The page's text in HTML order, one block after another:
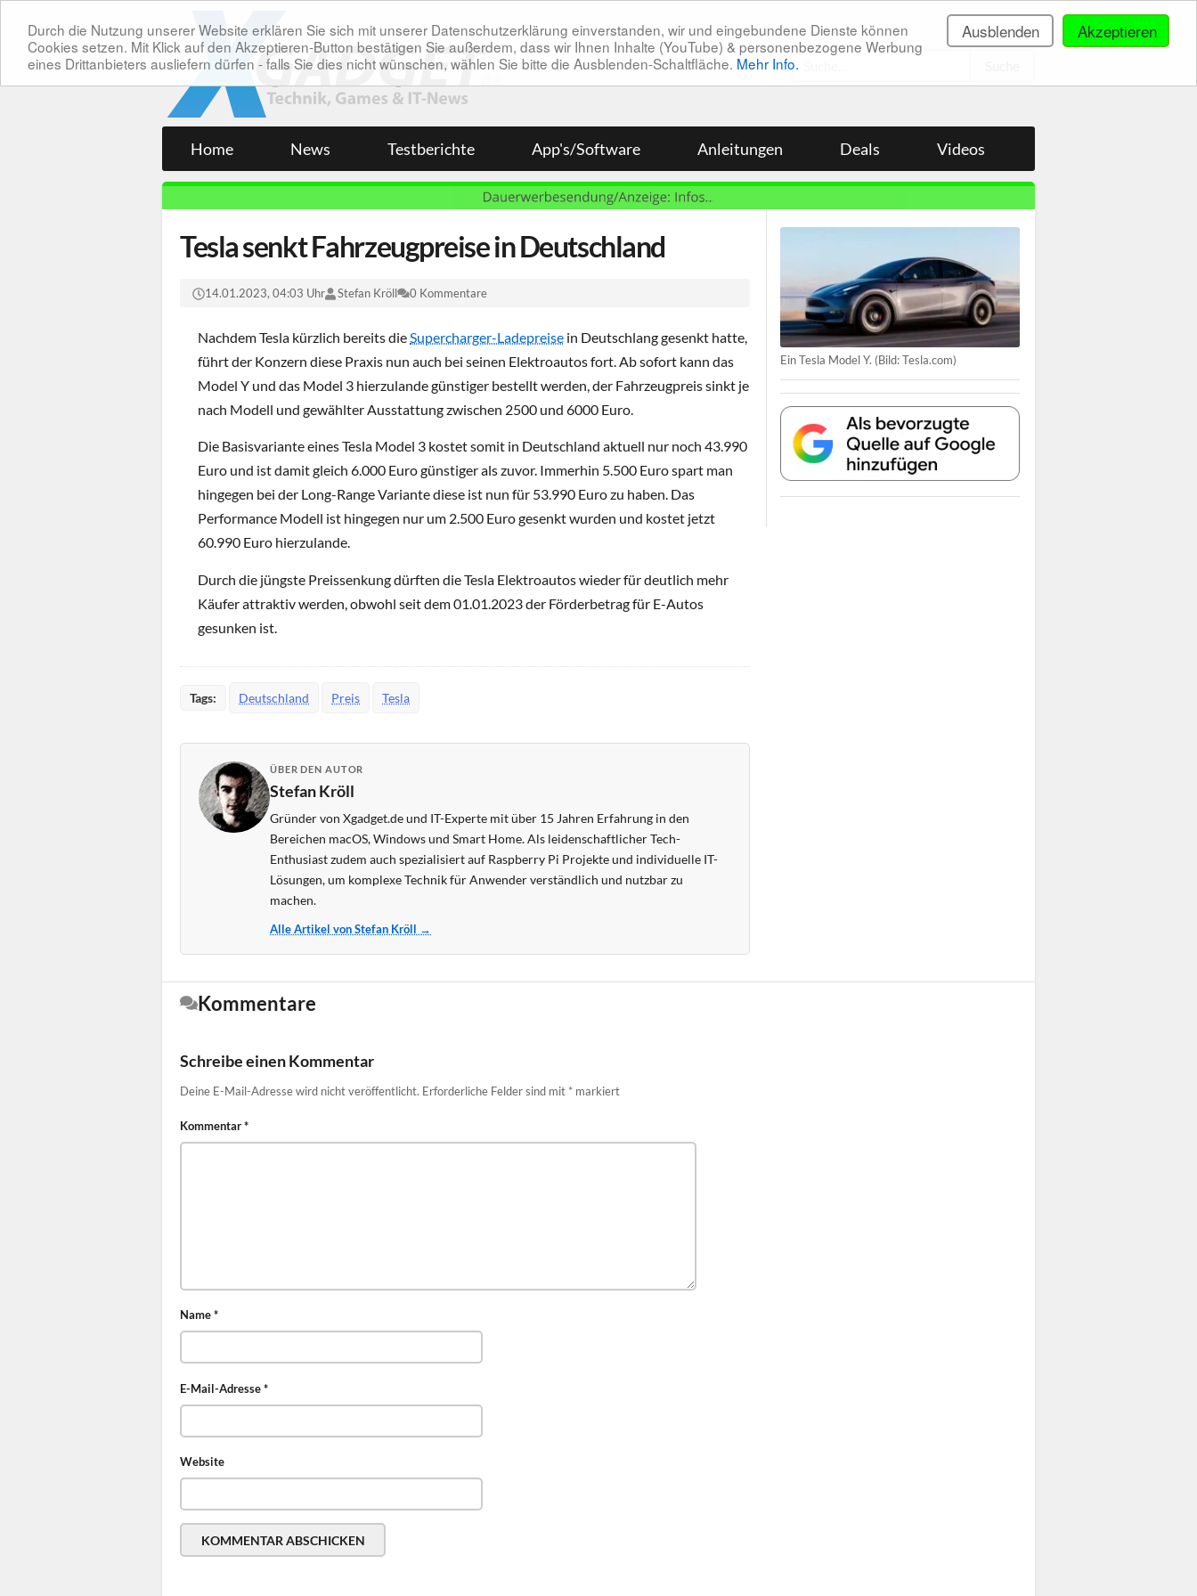
Akzeptieren
Ausblenden
Durch die Nutzung unserer Website erklären Sie sich mit unserer Datenschutzerklärung einverstanden, wir und eingebundene Dienste können
Cookies setzen. Mit Klick auf den Akzeptieren-Button bestätigen Sie außerdem, dass wir Ihnen Inhalte (YouTube) & personenbezogene Werbung
eines Drittanbieters ausliefern dürfen - falls Sie dies nicht wünschen, wählen Sie bitte die Ausblenden-Schaltfläche. Mehr Info.
Home News Testberichte App's/Software Anleitungen Deals Videos
Tesla senkt Fahrzeugpreise in Deutschland
14.01.2023, 04:03 Uhr Stefan Kröll 0 Kommentare
Nachdem Tesla kürzlich bereits dieSupercharger-Ladepreise in Deutschlang gesenkt hatte,
führt der Konzern diese Praxis nun auch bei seinen Elektroautos fort. Ab sofort kann das
Model Y und das Model 3 hierzulande günstiger bestellt werden, der Fahrzeugpreis sinkt je
nach Modell und gewählter Ausstattung zwischen 2500 und 6000 Euro.
Die Basisvariante eines Tesla Model 3 kostet somit in Deutschland aktuell nur noch 43.990
Euro und ist damit gleich 6.000 Euro günstiger als zuvor. Immerhin 5.500 Euro spart man
hingegen bei der Long-Range Variante diese ist nun für 53.990 Euro zu haben. Das
Performance Modell ist hingegen nur um 2.500 Euro gesenkt wurden und kostet jetzt
60.990 Euro hierzulande.
Durch die jüngste Preissenkung dürften die Tesla Elektroautos wieder für deutlich mehr
Käufer attraktiv werden, obwohl seit dem 01.01.2023 der Förderbetrag für E-Autos
gesunken ist.
Tags: Deutschland Preis Tesla
ÜBER DEN AUTOR
Stefan Kröll
Gründer von Xgadget.de und IT-Experte mit über 15 Jahren Erfahrung in den
Bereichen macOS, Windows und Smart Home. Als leidenschaftlicher Tech-
Enthusiast zudem auch spezialisiert auf Raspberry Pi Projekte und individuelle IT-
Lösungen, um komplexe Technik für Anwender verständlich und nutzbar zu
machen.
Alle Artikel von Stefan Kröll →
Ein Tesla Model Y. (Bild: Tesla.com)
Kommentare
Schreibe einen Kommentar
Deine E-Mail-Adresse wird nicht veröffentlicht. Erforderliche Felder sind mit * markiert
Kommentar*
Name*
E-Mail-Adresse*
Website